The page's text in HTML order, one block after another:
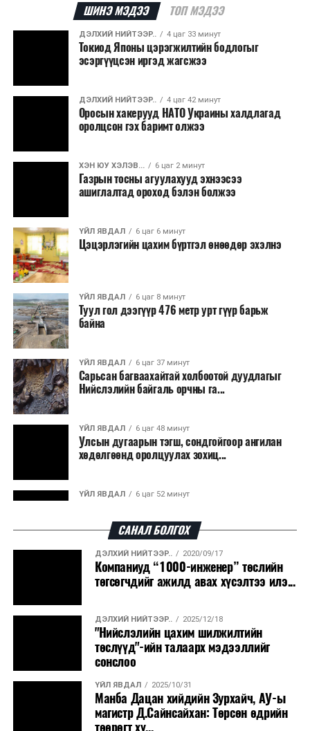
удирдлага зохицуулалтын төвийн 11-310005
дугаарын утсаар яаралтай мэдээлэл өгч, дуудлага
өгөх боломжтойг Нийслэлийн Байгаль Орчны Газраас
ШИНЭ МЭДЭЭ ТОП МЭДЭЭ
ДЭЛХИЙ НИЙТЭЭР.. 4 цаг 33 минут
Токиод Японы цэрэгжилтийн бодлогыг
эсэргүүцсэн иргэд жагсжээ
ДЭЛХИЙ НИЙТЭЭР.. 4 цаг 42 минут
Оросын хакерууд НАТО Украины халдлагад
оролцсон гэх баримт олжээ
ХЭН ЮУ ХЭЛЭВ... 6 цаг 2 минут
Газрын тосны агуулахууд эхнээсээ
ашиглалтад ороход бэлэн болжээ
ҮЙЛ ЯВДАЛ 6 цаг 6 минут
Цэцэрлэгийн цахим бүртгэл өнөөдөр эхэлнэ
ҮЙЛ ЯВДАЛ 6 цаг 8 минут
Туул гол дээгүүр 476 метр урт гүүр барьж
байна
ҮЙЛ ЯВДАЛ 6 цаг 37 минут
Сарьсан багваахайтай холбоотой дуудлагыг
Нийслэлийн байгаль орчны га...
ҮЙЛ ЯВДАЛ 6 цаг 48 минут
Улсын дугаарын тэгш, сондгойгоор ангилан
хөдөлгөөнд оролцуулах зохиц...
ҮЙЛ ЯВДАЛ 6 цаг 52 минут
худалдааны төвүүдийн авто зогсо...
ҮЙЛ ЯВДАЛ 6 цаг 55 минут
КОП17-д ажиллах онцгой байдлын
бүрэлдэхүүн хамтарсан дадлага сургуул...
ҮЙЛ ЯВДАЛ
Улаанбаатарт өдөртөө 20 хэм дулаан
ҮЙЛ ЯВДАЛ 2026/08/07
COP17-ын зочид, төлөөлөгчдөд үйлчлэх 250
орчим жолоочийг сургалтад х...
САНАЛ БОЛГОХ
ДЭЛХИЙ НИЙТЭЭР.. 2020/09/17
Компаниуд “1000-инженер” төслийн
төгсөгчдийг ажилд авах хүсэлтээ илэ...
ДЭЛХИЙ НИЙТЭЭР.. 2025/12/18
"Нийслэлийн цахим шилжилтийн
төслүүд"-ийн талаарх мэдээллийг
сонслоо
ҮЙЛ ЯВДАЛ 2025/10/31
Манба Дацан хийдийн Зурхайч, АУ-ы
магистр Д.Сайнсайхан: Төрсөн өдрийн